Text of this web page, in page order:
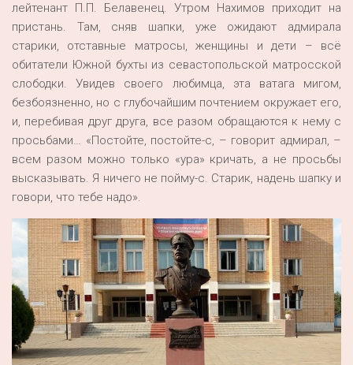
лейтенант П.П. Белавенец. Утром Нахимов приходит на
пристань. Там, сняв шапки, уже ожидают адмирала
старики, отставные матросы, женщины и дети – всё
обитатели Южной бухты из севастопольской матросской
слободки. Увидев своего любимца, эта ватага мигом,
безбоязненно, но с глубочайшим почтением окружает его,
и, перебивая друг друга, все разом обращаются к нему с
просьбами… «Постойте, постойте-с, – говорит адмирал, –
всем разом можно только «ура» кричать, а не просьбы
высказывать. Я ничего не пойму-с. Старик, надень шапку и
говори, что тебе надо».